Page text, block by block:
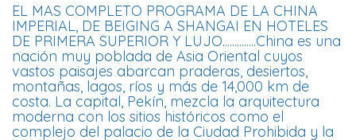
EL MAS COMPLETO PROGRAMA DE LA CHINA
IMPERIAL, DE BEIGING A SHANGAI EN HOTELES
DE PRIMERA SUPERIOR Y LUJO..............China es una
nación muy poblada de Asia Oriental cuyos
vastos paisajes abarcan praderas, desiertos,
montañas, lagos, ríos y más de 14,000 km de
costa. La capital, Pekín, mezcla la arquitectura
moderna con los sitios históricos como el
complejo del palacio de la Ciudad Prohibida y la